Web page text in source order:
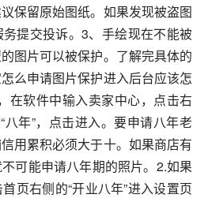
保留原始图纸。如果发现被盗图
提交投诉。3、手绘现在不能被
图片可以被保护。了解完具体的
么申请图片保护进入后台应该怎
在软件中输入卖家中心，点击右
八年”，点击进入。要申请八年老
用累积必须大于十。如果商店有
可能申请八年期的照片。2.如果
页右侧的“开业八年”进入设置页